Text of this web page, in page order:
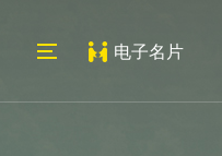
电子名片